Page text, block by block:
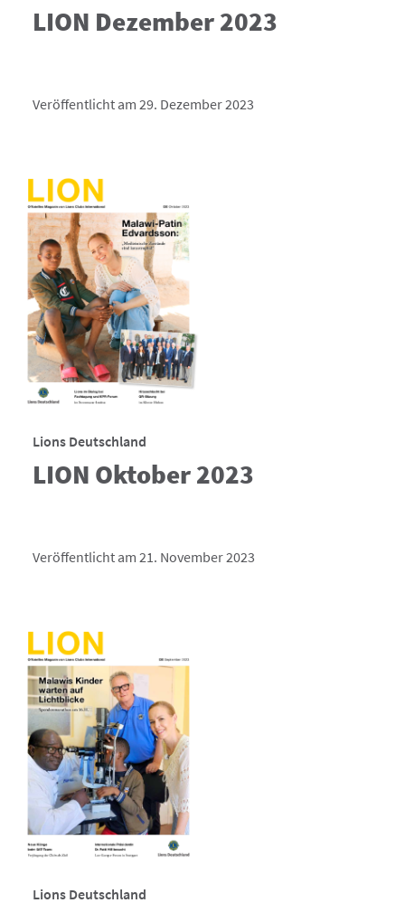
LION Dezember 2023
Veröffentlicht am 29. Dezember 2023
Lions Deutschland
LION Oktober 2023
Veröffentlicht am 21. November 2023
Lions Deutschland